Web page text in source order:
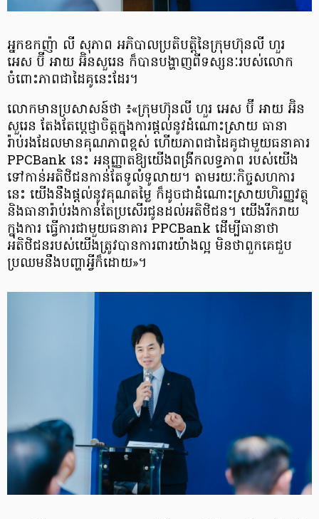
អ្នកឧកញ៉ា លី សុភាព អភិបាលប្រតិបត្តិនៃក្រុមហ៊ុនលី ហួរ
អេស ប៊ី អាយ អ៊ិនសួរេន ក៏បានបង្ហាញ​ពីទស្សនៈ​របស់លោក
ចំពោះភាពជាដៃគូនេះដែរ។
លោកមានប្រសាសន៍ថា ៖«ក្រុមហ៊ុនលី ហួរ អេស ប៊ី អាយ អ៊ិន
សួរេន តែងតែប្តេជ្ញាចិត្តក្នុងការផ្តល់​នូវ​ដំណោះស្រាយ ធានា
រ៉ាប់រងដែលមានគុណភាពខ្ពស់ ហើយភាពជាដៃគូជាមួយធនាគារ
PPCBank នេះ អនុញ្ញាតឱ្យយើងពង្រីកលទ្ធភាព របស់យើង
ទៅកាន់អតិថិជនកាន់តែទូលំទូលាយ។ តាមរយៈ​កិច្ចសហការ​
នេះ យើងនឹងផ្តល់នូវគុណតម្លៃ ក៏ដូចជាដំណោះស្រាយ​ហិរញ្ញវត្ថុ
និងធានារ៉ាប់រងកាន់តែ​ប្រសើរជូនដល់អតិថិជន។ យើងរីករាយ
ក្នុងការ ធ្វើការជាមួយធនាគារ PPCBank ដើម្បីធានាថា
អតិថិជនរបស់យើងត្រូវបានការពារយ៉ាងល្អ មិនថាពួកគេ​ជួប
ប្រឈម​នឹង​បញ្ហា​អ្វីក៏ដោយ»។